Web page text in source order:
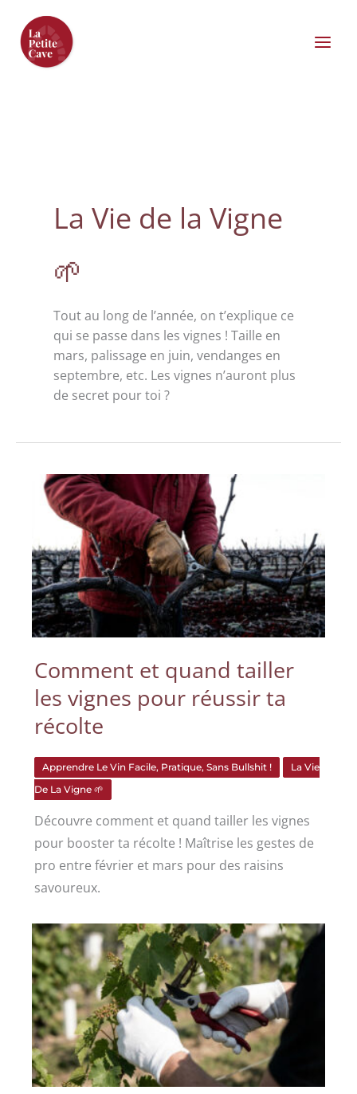
contenu
La Vie de la Vigne
🌱
Tout au long de l’année, on t’explique ce
qui se passe dans les vignes ! Taille en
mars, palissage en juin, vendanges en
septembre, etc. Les vignes n’auront plus
de secret pour toi ?
Comment et quand tailler
les vignes pour réussir ta
récolte
Apprendre Le Vin Facile, Pratique, Sans Bullshit !
La Vie
De La Vigne 🌱
Découvre comment et quand tailler les vignes
pour booster ta récolte ! Maîtrise les gestes de
pro entre février et mars pour des raisins
savoureux.